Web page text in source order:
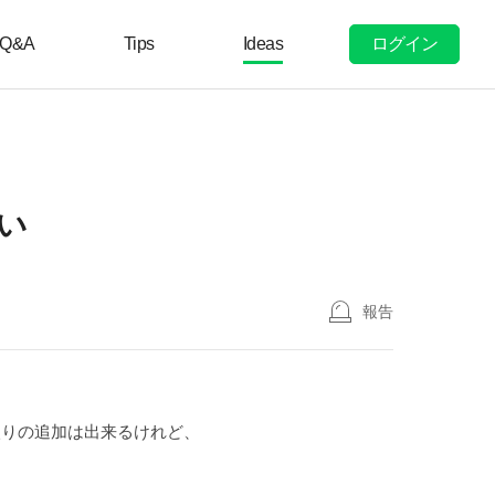
Q&A Tips Ideas ログイン
報告
の追加は出来るけれど、